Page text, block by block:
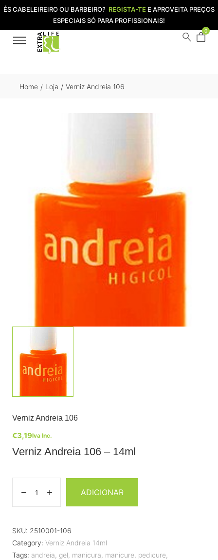
ÉS CABELEIREIRO OU BARBEIRO? REGISTA-TE E APROVEITA PREÇOS
ESPECIAIS SÓ PARA PROFISSIONAIS!
0
Home / Loja / Verniz Andreia 106
Verniz Andreia 106
€3,19Iva Inc.
Verniz Andreia 106 – 14ml
ADICIONAR
SKU: 2510001-106
Category: Verniz Andreia 14ml
Tags: andreia, gel, manicura, manicure, pedicure,